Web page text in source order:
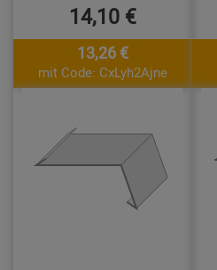
14,10 €
13,26 €
mit Code: CxLyh2Ajne